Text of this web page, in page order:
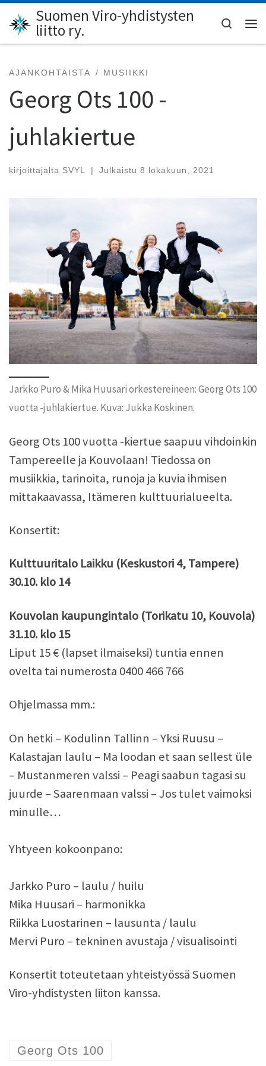
Skip to content
Suomen Viro-yhdistysten
liitto ry.
Search
AJANKOHTAISTA MUSIIKKI
Georg Ots 100 -
juhlakiertue
kirjoittajalta SVYL | Julkaistu 8 lokakuun, 2021
Jarkko Puro & Mika Huusari orkestereineen: Georg Ots 100
vuotta -juhlakiertue. Kuva: Jukka Koskinen.
Georg Ots 100 vuotta -kiertue saapuu vihdoinkin
Tampereelle ja Kouvolaan! Tiedossa on
musiikkia, tarinoita, runoja ja kuvia ihmisen
mittakaavassa, Itämeren kulttuurialueelta.
Konsertit:
Kulttuuritalo Laikku (Keskustori 4, Tampere)
30.10. klo 14
Kouvolan kaupungintalo (Torikatu 10, Kouvola)
31.10. klo 15
Liput 15 € (lapset ilmaiseksi) tuntia ennen
ovelta tai numerosta 0400 466 766
Ohjelmassa mm.:
On hetki – Kodulinn Tallinn – Yksi Ruusu –
Kalastajan laulu – Ma loodan et saan sellest üle
– Mustanmeren valssi – Peagi saabun tagasi su
juurde – Saarenmaan valssi – Jos tulet vaimoksi
minulle…
Yhtyeen kokoonpano:
Jarkko Puro – laulu / huilu
Mika Huusari – harmonikka
Riikka Luostarinen – lausunta / laulu
Mervi Puro – tekninen avustaja / visualisointi
Konsertit toteutetaan yhteistyössä Suomen
Viro-yhdistysten liiton kanssa.
Georg Ots 100